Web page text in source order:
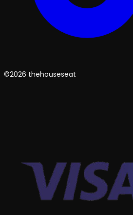
©2026 thehouseseat